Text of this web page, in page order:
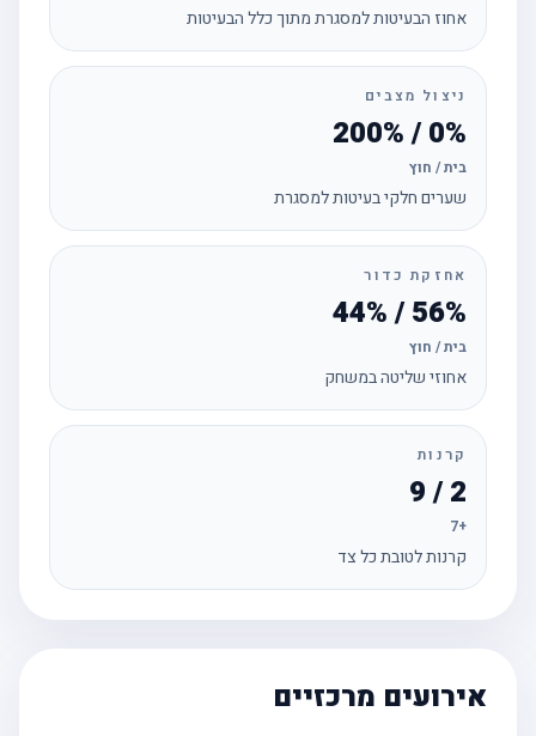
אחוז הבעיטות למסגרת מתוך כלל הבעיטות
ניצול מצבים
0% / 200%
בית / חוץ
שערים חלקי בעיטות למסגרת
אחזקת כדור
56% / 44%
בית / חוץ
אחוזי שליטה במשחק
קרנות
קרנות לטובת כל צד
אירועים מרכזיים